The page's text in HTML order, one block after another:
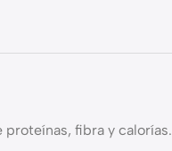
fibra y